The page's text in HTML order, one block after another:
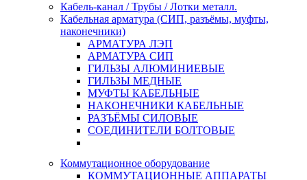
Кабель-канал / Трубы / Лотки металл.
Кабельная арматура (СИП, разъёмы, муфты,
наконечники)
АРМАТУРА ЛЭП
АРМАТУРА СИП
ГИЛЬЗЫ АЛЮМИНИЕВЫЕ
ГИЛЬЗЫ МЕДНЫЕ
МУФТЫ КАБЕЛЬНЫЕ
НАКОНЕЧНИКИ КАБЕЛЬНЫЕ
РАЗЪЁМЫ СИЛОВЫЕ
СОЕДИНИТЕЛИ БОЛТОВЫЕ
Коммутационное оборудование
КОММУТАЦИОННЫЕ АППАРАТЫ